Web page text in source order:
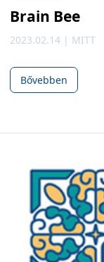
Brain Bee
2023.02.14 | MITT
Bővebben